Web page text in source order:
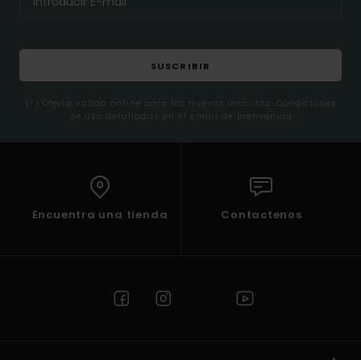
SUSCRIBIR
(*) Oferta valida online para los nuevos inscritos. Condiciones
de uso detalladas en el email de bienvenida
Encuentra una tienda Contactenos